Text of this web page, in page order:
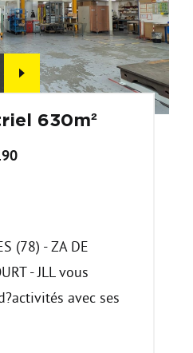
630m²
(78) - ZA DE
- JLL vous
avec ses